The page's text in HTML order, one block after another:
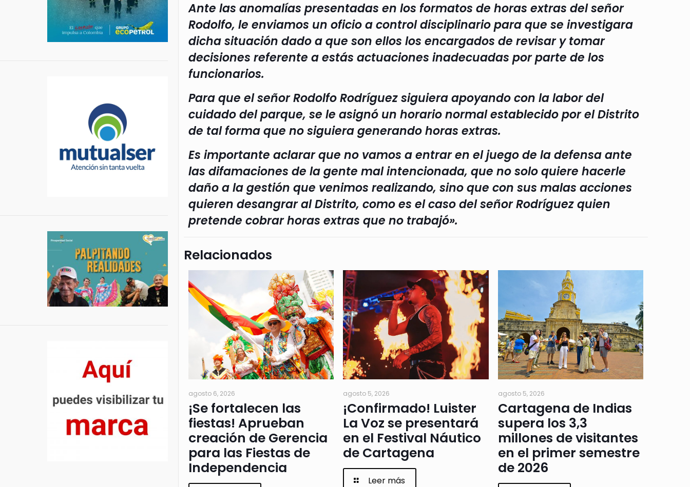
Ante las anomalías presentadas en los formatos de horas extras del señor
Rodolfo, le enviamos un oficio a control disciplinario para que se investigara
dicha situación dado a que son ellos los encargados de revisar y tomar
decisiones referente a estás actuaciones inadecuadas por parte de los
funcionarios.
Para que el señor Rodolfo Rodríguez siguiera apoyando con la labor del
cuidado del parque, se le asignó un horario normal establecido por el Distrito
de tal forma que no siguiera generando horas extras.
Es importante aclarar que no vamos a entrar en el juego de la defensa ante
las difamaciones de la gente mal intencionada, que no solo quiere hacerle
daño a la gestión que venimos realizando, sino que con sus malas acciones
quieren desangrar al Distrito, como es el caso del señor Rodríguez quien
pretende cobrar horas extras que no trabajó».
Relacionados
agosto 6, 2026
¡Se fortalecen las
fiestas! Aprueban
creación de Gerencia
para las Fiestas de
Independencia
agosto 5, 2026
¡Confirmado! Luister
La Voz se presentará
en el Festival Náutico
de Cartagena
Leer más
agosto 5, 2026
Cartagena de Indias
supera los 3,3
millones de visitantes
en el primer semestre
de 2026